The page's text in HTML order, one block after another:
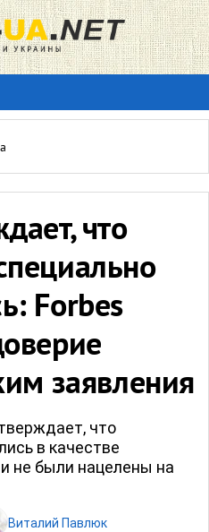
что
Forbes
заявления
что
в качестве
не были нацелены на
Виталий Павлюк